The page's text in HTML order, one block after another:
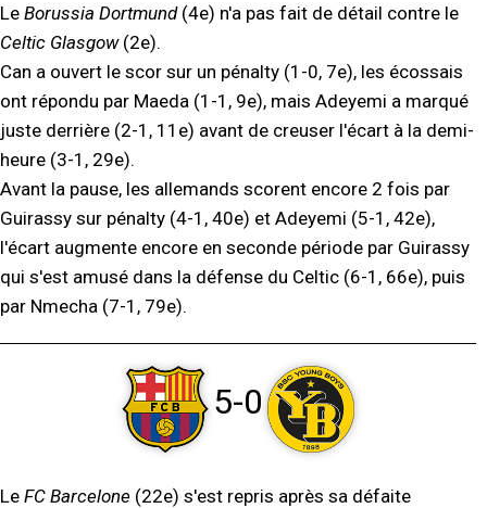
Le Borussia Dortmund(4e) n'a pas fait de détail contre le
Celtic Glasgow(2e).
Can a ouvert le scor sur un pénalty (1-0, 7e), les écossais
ont répondu par Maeda (1-1, 9e), mais Adeyemi a marqué
juste derrière (2-1, 11e) avant de creuser l'écart à la demi-
heure (3-1, 29e).
Avant la pause, les allemands scorent encore 2 fois par
Guirassy sur pénalty (4-1, 40e) et Adeyemi (5-1, 42e),
l'écart augmente encore en seconde période par Guirassy
qui s'est amusé dans la défense du Celtic (6-1, 66e), puis
par Nmecha (7-1, 79e).
5-0
Le FC Barcelone (22e) s'est repris après sa défaite